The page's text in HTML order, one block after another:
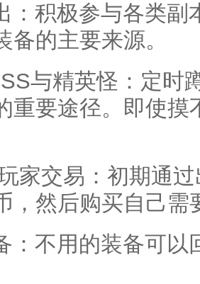
：积极参与各类副
备的主要来源。
与精英怪：定时
重要途径。即使摸
家交易：初期通
，然后购买自己需
：不用的装备可